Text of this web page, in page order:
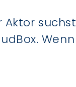
Aktor